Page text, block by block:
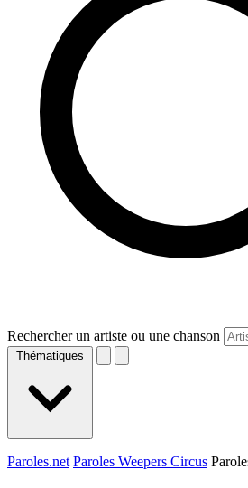
Rechercher un artiste ou une chanson
Thématiques
Paroles.net Paroles Weepers Circus